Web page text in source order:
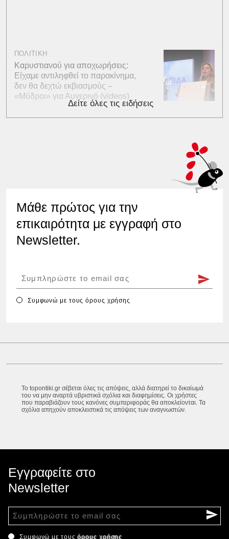
ΠΟΛΙΤΙΚΗ
Καρυστιανού για αποχωρήσεις:
Είχαμε αντιληφθεί το παρακίνημα,
δεν θα δεχτώ εκβιασμούς –
«Μύδροι» για Αυγερινό (videos)
Δείτε όλες τις ειδήσεις
Μάθε πρώτος για την
επικαιρότητα με εγγραφή στο
Newsletter.
Συμφωνώ με τουςόρους χρήσης
Το topontiki.gr σέβεται όλες τις απόψεις, αλλά διατηρεί το δικαίωμά
του να μην αναρτά υβριστικά σχόλια και διαφημίσεις. Οι χρήστες
που παραβιάζουν τους κανόνες συμπεριφοράς θα αποκλείονται. Τα
σχόλια απηχούν αποκλειστικά τις απόψεις των αναγνωστών.
Εγγραφείτε στο
Newsletter
Συμφωνώ με τουςόρους χρήσης